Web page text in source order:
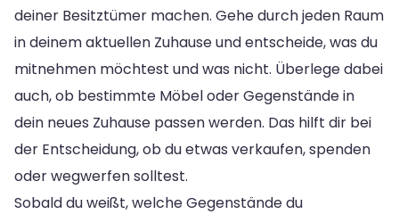
deiner Besitztümer machen. Gehe durch jeden Raum
in deinem aktuellen Zuhause und entscheide, was du
mitnehmen möchtest und was nicht. Überlege dabei
auch, ob bestimmte Möbel oder Gegenstände in
dein neues Zuhause passen werden. Das hilft dir bei
der Entscheidung, ob du etwas verkaufen, spenden
oder wegwerfen solltest.
Sobald du weißt, welche Gegenstände du